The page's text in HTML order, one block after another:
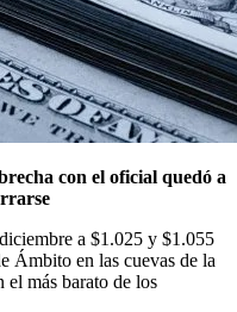
con el oficial quedó a
a $1.025 y $1.055
Ámbito en las cuevas de la
el más barato de los